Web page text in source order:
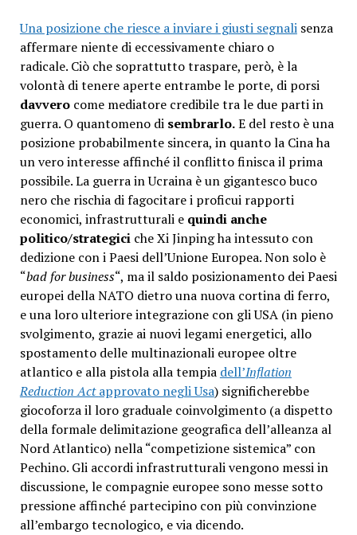
Una posizione che riesce a inviare i giusti segnalisenza
affermare niente di eccessivamente chiaro o
radicale. Ciò che soprattutto traspare, però, è la
volontà di tenere aperte entrambe le porte, di porsi
davverocome mediatore credibile tra le due parti in
guerra. O quantomeno di sembrarlo.E del resto è una
posizione probabilmente sincera, in quanto la Cina ha
un vero interesse affinché il conflitto finisca il prima
possibile. La guerra in Ucraina è un gigantesco buco
nero che rischia di fagocitare i proficui rapporti
economici, infrastrutturali equindi anche
politico/strategici che Xi Jinping ha intessuto con
dedizione con i Paesi dell’Unione Europea. Non solo è
“bad for business“, ma il saldo posizionamento dei Paesi
europei della NATO dietro una nuova cortina di ferro,
e una loro ulteriore integrazione con gli USA (in pieno
svolgimento, grazie ai nuovi legami energetici, allo
spostamento delle multinazionali europee oltre
atlantico e alla pistola alla tempia dell’Inflation
Reduction Actapprovato negli Usa) significherebbe
giocoforza il loro graduale coinvolgimento (a dispetto
della formale delimitazione geografica dell’alleanza al
Nord Atlantico) nella “competizione sistemica” con
Pechino. Gli accordi infrastrutturali vengono messi in
discussione, le compagnie europee sono messe sotto
pressione affinché partecipino con più convinzione
all’embargo tecnologico, e via dicendo.